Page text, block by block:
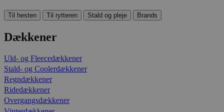
Til hesten Til rytteren Stald og pleje Brands
Dækkener
Uld- og Fleecedækkener
Stald- og Coolerdækkener
Regndækkener
Ridedækkener
Overgangsdækkener